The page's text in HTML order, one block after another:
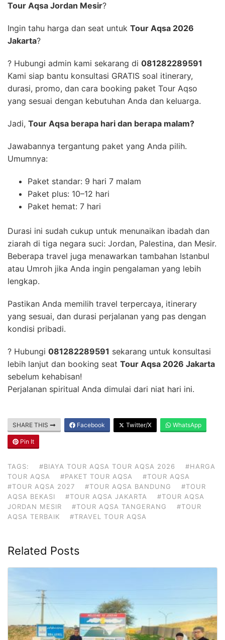
Tour Aqsa Jordan Mesir?
Ingin tahu harga dan seat untuk Tour Aqsa 2026
Jakarta?
? Hubungi admin kami sekarang di 081282289591
Kami siap bantu konsultasi GRATIS soal itinerary,
durasi, promo, dan cara booking paket Tour Aqso
yang sesuai dengan kebutuhan Anda dan keluarga.
Jadi, Tour Aqsa berapa hari dan berapa malam?
Jawabannya tergantung paket yang Anda pilih.
Umumnya:
Paket standar: 9 hari 7 malam
Paket plus: 10–12 hari
Paket hemat: 7 hari
Durasi ini sudah cukup untuk menunaikan ibadah dan
ziarah di tiga negara suci: Jordan, Palestina, dan Mesir.
Beberapa travel juga menawarkan tambahan Istanbul
atau Umroh jika Anda ingin pengalaman yang lebih
lengkap.
Pastikan Anda memilih travel terpercaya, itinerary
yang sesuai, dan durasi perjalanan yang pas dengan
kondisi pribadi.
? Hubungi 081282289591 sekarang untuk konsultasi
lebih lanjut dan booking seat Tour Aqsa 2026 Jakarta
sebelum kehabisan!
Perjalanan spiritual Anda dimulai dari niat hari ini.
SHARE THIS Facebook Twitter/X WhatsApp
Pin It
TAGS: #BIAYA TOUR AQSA TOUR AQSA 2026
#HARGA
TOUR AQSA
#PAKET TOUR AQSA
#TOUR AQSA
#TOUR AQSA 2027
#TOUR AQSA BANDUNG
#TOUR
AQSA BEKASI
#TOUR AQSA JAKARTA
#TOUR AQSA
JORDAN MESIR
#TOUR AQSA TANGERANG
#TOUR
AQSA TERBAIK
#TRAVEL TOUR AQSA
Related Posts